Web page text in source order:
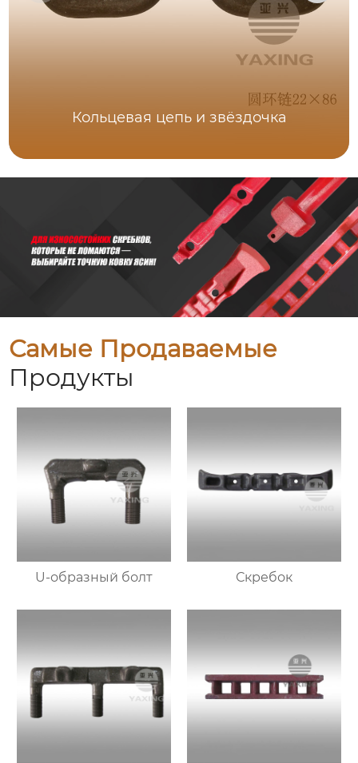
Кольцевая цепь и звёздочка
Самые Продаваемые
Продукты
U-образный болт Скребок